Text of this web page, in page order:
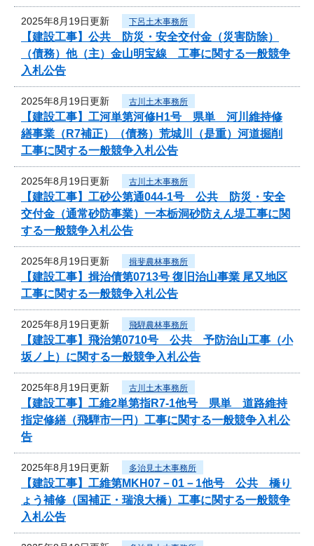
2025年8月19日更新 下呂土木事務所
【建設工事】公共 防災・安全交付金（災害防除）
（債務）他（主）金山明宝線 工事に関する一般競争
入札公告
2025年8月19日更新 古川土木事務所
【建設工事】工河単第河修H1号 県単 河川維持修
繕事業（R7補正）（債務）荒城川（是重）河道掘削
工事に関する一般競争入札公告
2025年8月19日更新 古川土木事務所
【建設工事】工砂公第通044-1号 公共 防災・安全
交付金（通常砂防事業）一本栃洞砂防えん堤工事に関
する一般競争入札公告
2025年8月19日更新 揖斐農林事務所
【建設工事】揖治債第0713号 復旧治山事業 尾又地区
工事に関する一般競争入札公告
2025年8月19日更新 飛騨農林事務所
【建設工事】飛治第0710号 公共 予防治山工事（小
坂ノ上）に関する一般競争入札公告
2025年8月19日更新 古川土木事務所
【建設工事】工維2単第指R7-1他号 県単 道路維持
指定修繕（飛騨市一円）工事に関する一般競争入札公
告
2025年8月19日更新 多治見土木事務所
【建設工事】工維第MKH07－01－1他号 公共 橋り
ょう補修（国補正・瑞浪大橋）工事に関する一般競争
入札公告